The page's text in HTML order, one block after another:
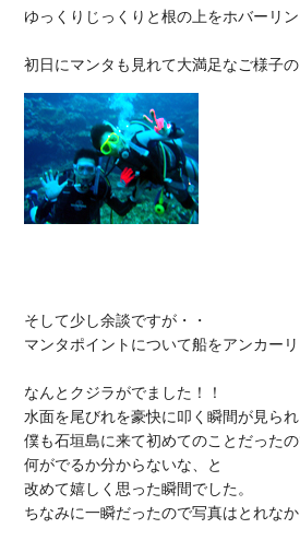
ゆっくりじっくりと根の上をホバーリン
そして少し余談ですが・・
マンタポイントについて船をアンカー
なんとクジラがでました！！
水面を尾びれを豪快に叩く瞬間が見られ
僕も石垣島に来て初めてのことだった
何がでるか分からないな、と
改めて嬉しく思った瞬間でした。
ちなみに一瞬だったので写真はとれな